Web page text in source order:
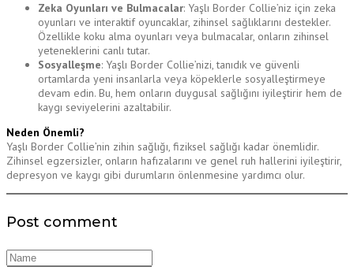
Zeka Oyunları ve Bulmacalar: Yaşlı Border Collie’niz için zeka
oyunları ve interaktif oyuncaklar, zihinsel sağlıklarını destekler.
Özellikle koku alma oyunları veya bulmacalar, onların zihinsel
yeteneklerini canlı tutar.
Sosyalleşme: Yaşlı Border Collie’nizi, tanıdık ve güvenli
ortamlarda yeni insanlarla veya köpeklerle sosyalleştirmeye
devam edin. Bu, hem onların duygusal sağlığını iyileştirir hem de
kaygı seviyelerini azaltabilir.
Neden Önemli?
Yaşlı Border Collie’nin zihin sağlığı, fiziksel sağlığı kadar önemlidir.
Zihinsel egzersizler, onların hafızalarını ve genel ruh hallerini iyileştirir,
depresyon ve kaygı gibi durumların önlenmesine yardımcı olur.
Post comment